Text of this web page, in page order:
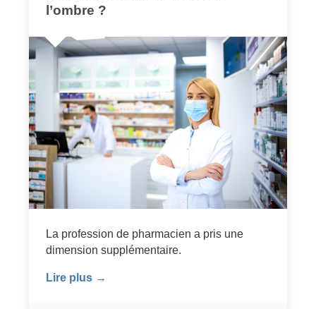
l’ombre ?
La profession de pharmacien a pris une
dimension supplémentaire.
Lire plus →